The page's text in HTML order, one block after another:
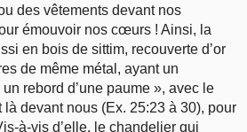
des vêtements devant nos
émouvoir nos cœurs ! Ainsi, la
en bois de sittim, recouverte d’or
de même métal, ayant un
rebord d’une paume », avec le
devant nous (Ex. 25:23 à 30), pour
à-vis d’elle, le chandelier qui